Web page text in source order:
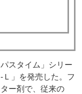
スタイム」シリー
Ｌ」を発売した。フ
ー剤で、従来の